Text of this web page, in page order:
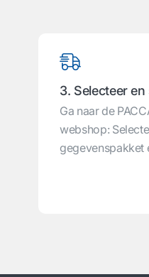
3. Selecteer
Ga naar de
webshop:
gegevenspakket